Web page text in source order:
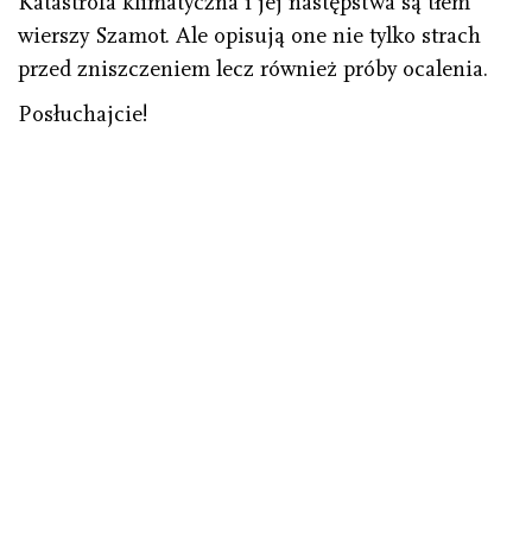
wierszy Szamot. Ale opisują one nie tylko strach
przed zniszczeniem lecz również próby ocalenia.
Posłuchajcie!